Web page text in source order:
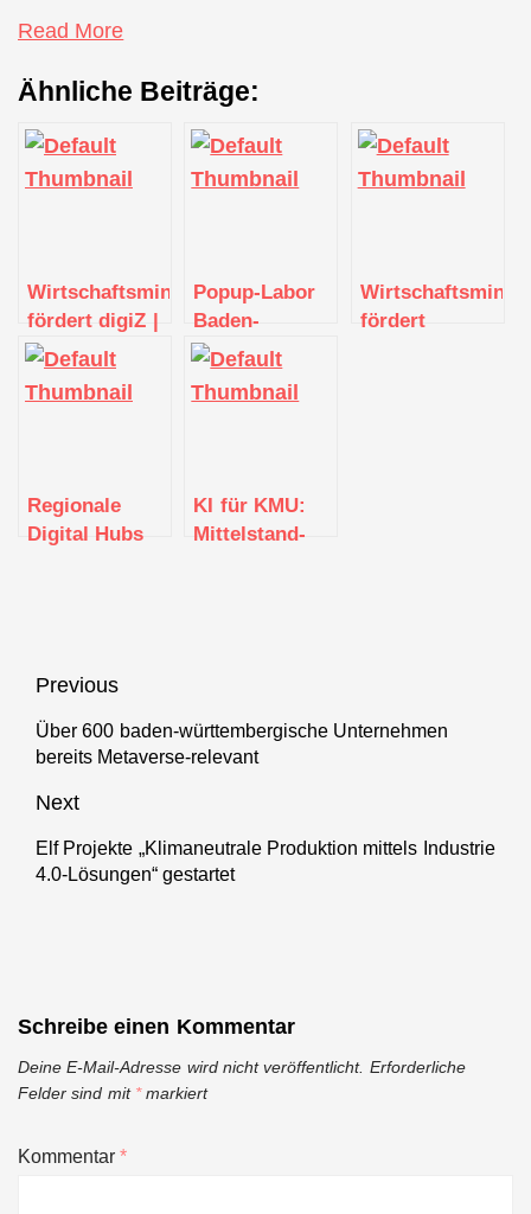
Read More
Ähnliche Beiträge:
Wirtschaftsministerium
fördert digiZ |
Digitalisierungszentrum
mit 950.000
Popup-Labor
Baden-
Württemberg
Crailsheim
fördert
Regionale
Digital Hubs
KI für KMU:
Mittelstand-
Intelligenz
Beitragsnavigation
Previous
Previous
post:
Über 600 baden-württembergische Unternehmen
bereits Metaverse-relevant
Next
Next
post:
Elf Projekte „Klimaneutrale Produktion mittels Industrie
4.0-Lösungen“ gestartet
Schreibe einen Kommentar
Deine E-Mail-Adresse wird nicht veröffentlicht. Erforderliche
Felder sind mit *markiert
Kommentar*